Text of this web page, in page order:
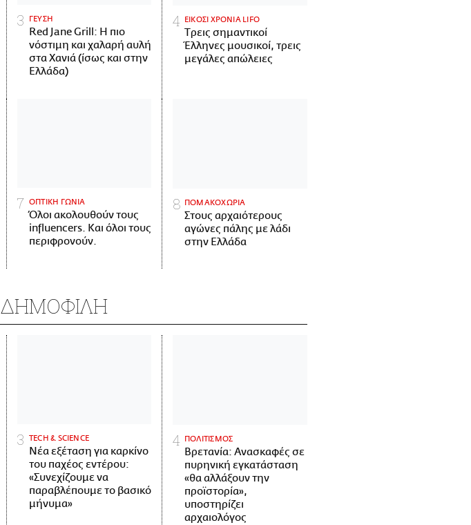
ΓΕΥΣΗ
Red Jane Grill: Η πιο
νόστιμη και χαλαρή αυλή
στα Χανιά (ίσως και στην
Ελλάδα)
ΕΙΚΟΣΙ ΧΡΟΝΙΑ LIFO
Tρεις σημαντικοί
Έλληνες μουσικοί, τρεις
μεγάλες απώλειες
ΟΠΤΙΚΗ ΓΩΝΙΑ
Όλοι ακολουθούν τους
influencers. Και όλοι τους
περιφρονούν.
ΠΟΜΑΚΟΧΩΡΙΑ
Στους αρχαιότερους
αγώνες πάλης με λάδι
στην Ελλάδα
ΔΗΜΟΦΙΛΗ
ΤECH & SCIENCE
Νέα εξέταση για καρκίνο
του παχέος εντέρου:
«Συνεχίζουμε να
παραβλέπουμε το βασικό
μήνυμα»
ΠΟΛΙΤΙΣΜΟΣ
Βρετανία: Ανασκαφές σε
πυρηνική εγκατάσταση
«θα αλλάξουν την
προϊστορία»,
υποστηρίζει
αρχαιολόγος